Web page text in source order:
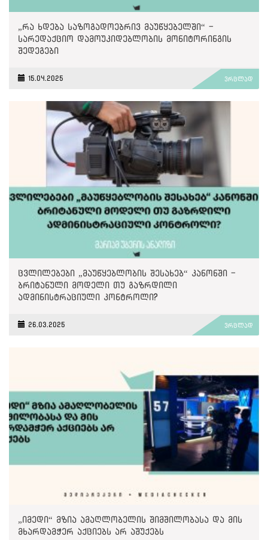
„რა ხდება საზოგადოებრივ მაუწყებელში“ -
სარედაქციო დამოუკიდებლობის მონიტორინგის
შედეგები
15.04.2025 ვრცლად
ცვლილებები „მაუწყებლობის შესახებ“ კანონში -
ბრიტანული მოდელი თუ გაზრდილი
ადმინისტრაციული კონტროლი?
26.03.2025 ვრცლად
„იმედი“ მზია ამაღლობელის შიმშილობასა და მის
მხარდამჭერ აქციებს არ აშუქებს